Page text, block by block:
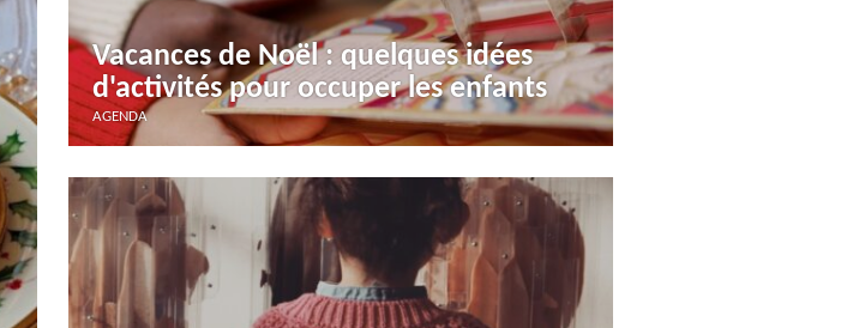
Vacances de Noël : quelques idées
d'activités pour occuper les enfants
AGENDA